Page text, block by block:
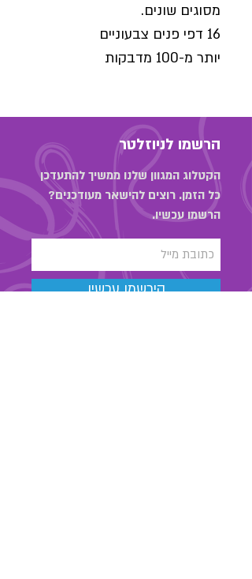
מסוגים שונים.
16 דפי פנים צבעוניים
יותר מ-100 מדבקות
הרשמו לניוזלטר
הקטלוג המגוון שלנו ממשיך להתעדכן
כל הזמן. רוצים להישאר מעודכנים?
הרשמו עכשיו.
הירשמו עכשיו